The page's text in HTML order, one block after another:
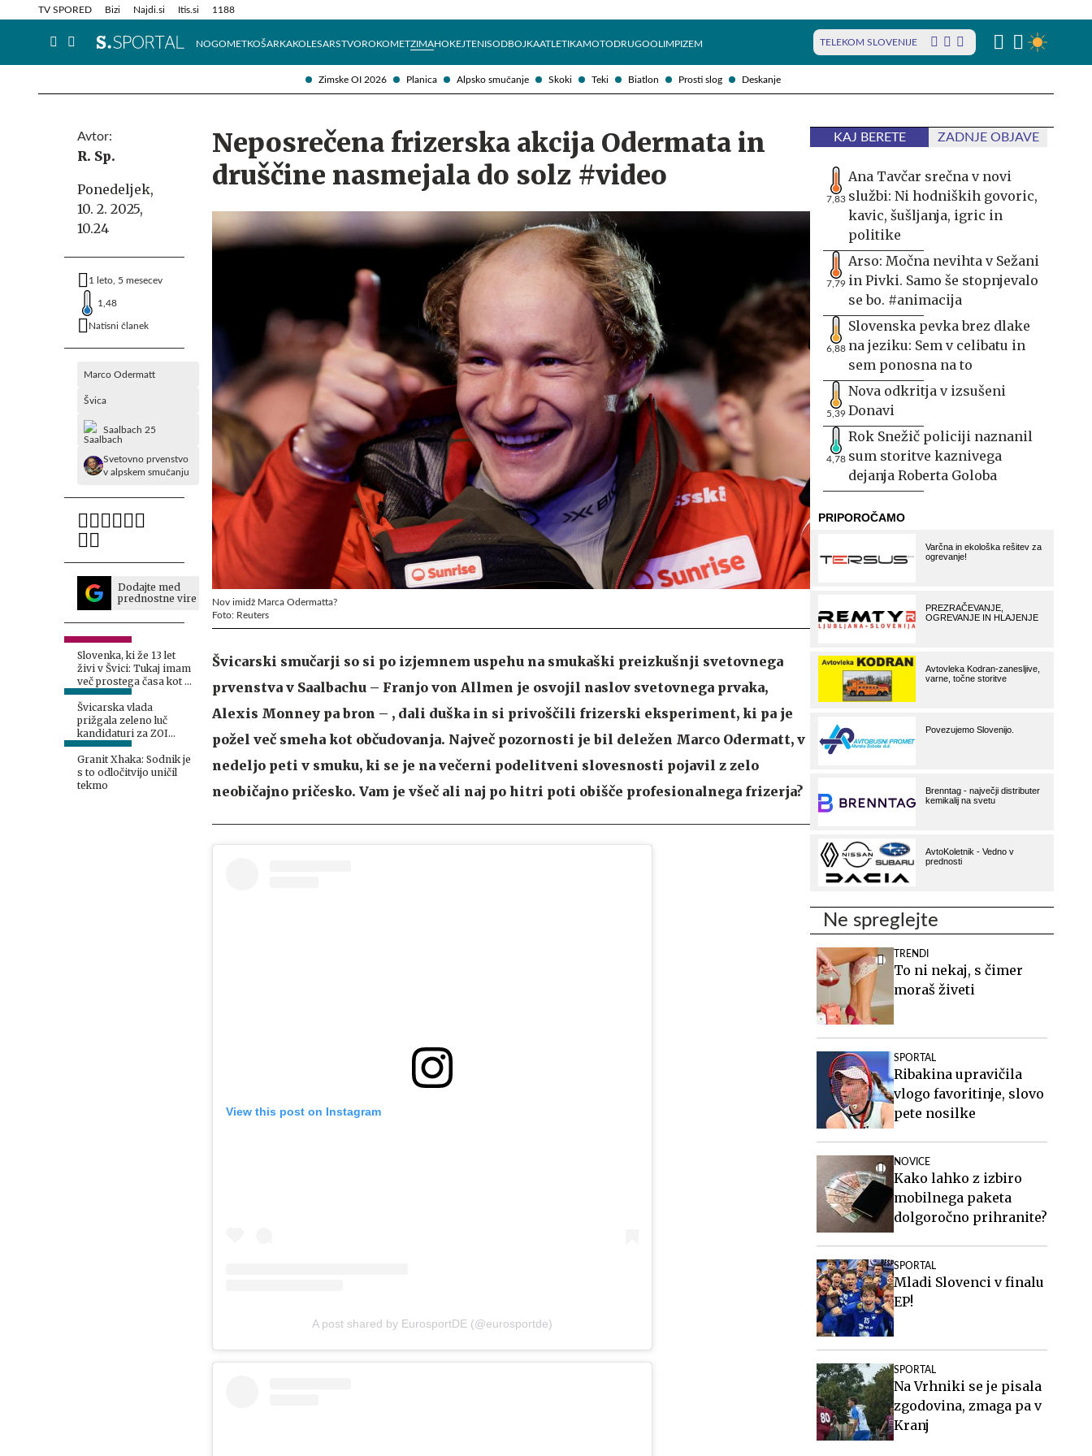
Zimske OI 2026 Planica Alpsko smučanje Skoki Teki Biatlon Prosti slog Deskanje
TV SPORED Bizi Najdi.si Itis.si 1188
NOGOMETKOŠARKAKOLESARSTVOROKOMETZIMAHOKEJTENISODBOJKAATLETIKAMOTODRUGOOLIMPIZEM TELEKOM SLOVENIJE
Info in obvestila Tehnik
Avtor:
R. Sp.
Ponedeljek,
10. 2. 2025,
10.24
1 leto, 5 mesecev
1,48
Natisni članek
Marco Odermatt
Švica
Saalbach 25
Svetovno prvenstvo
v alpskem smučanju
Dodajte med
prednostne vire
Slovenka, ki že 13 let
živi v Švici: Tukaj imam
več prostega časa kot v
Sloveniji
Švicarska vlada
prižgala zeleno luč
kandidaturi za ZOI
2038
Granit Xhaka: Sodnik je
s to odločitvijo uničil
tekmo
Neposrečena frizerska akcija Odermata in
druščine nasmejala do solz #video
Nov imidž Marca Odermatta?
Foto: Reuters
Švicarski smučarji so si po izjemnem uspehu na smukaški preizkušnji svetovnega
prvenstva v Saalbachu – Franjo von Allmen je osvojil naslov svetovnega prvaka,
Alexis Monney pa bron – , dali duška in si privoščili frizerski eksperiment, ki pa je
požel več smeha kot občudovanja. Največ pozornosti je bil deležen Marco Odermatt, v
nedeljo peti v smuku, ki se je na večerni podelitveni slovesnosti pojavil z zelo
neobičajno pričesko. Vam je všeč ali naj po hitri poti obišče profesionalnega frizerja?
View this post on Instagram
A post shared by EurosportDE (@eurosportde)
KAJ BERETE ZADNJE OBJAVE
7,83
Ana Tavčar srečna v novi
službi: Ni hodniških govoric,
kavic, šušljanja, igric in
politike
7,79
Arso: Močna nevihta v Sežani
in Pivki. Samo še stopnjevalo
se bo. #animacija
6,88
Slovenska pevka brez dlake
na jeziku: Sem v celibatu in
sem ponosna na to
5,39
Nova odkritja v izsušeni
Donavi
4,78
Rok Snežič policiji naznanil
sum storitve kaznivega
dejanja Roberta Goloba
Ne spreglejte
TRENDI
To ni nekaj, s čimer
moraš živeti
SPORTAL
Ribakina upravičila
vlogo favoritinje, slovo
pete nosilke
NOVICE
Kako lahko z izbiro
mobilnega paketa
dolgoročno prihranite?
SPORTAL
Mladi Slovenci v finalu
EP!
SPORTAL
Na Vrhniki se je pisala
zgodovina, zmaga pa v
Kranj